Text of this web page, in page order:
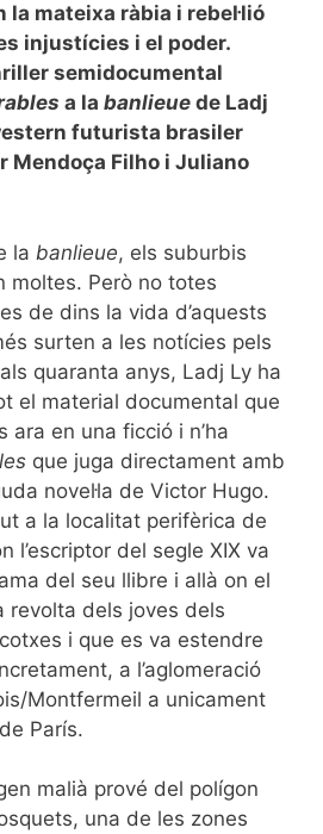
mateixa ràbia i rebel·lió
injustícies i el poder.
semidocumental
a la banlieue de Ladj
futurista brasiler
Mendoça Filho i Juliano
la banlieue, els suburbis
moltes. Però no totes
de dins la vida d’aquests
surten a les notícies pels
quaranta anys, Ladj Ly ha
el material documental que
ara en una ficció i n’ha
que juga directament amb
novel·la de Victor Hugo.
a la localitat perifèrica de
l’escriptor del segle XIX va
del seu llibre i allà on el
revolta dels joves dels
i que es va estendre
a l’aglomeració
Montfermeil a unicament
París.
malià prové del polígon
una de les zones